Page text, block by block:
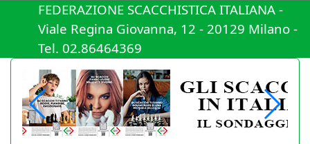
FEDERAZIONE SCACCHISTICA ITALIANA -
Viale Regina Giovanna, 12 - 20129 Milano -
Tel. 02.86464369